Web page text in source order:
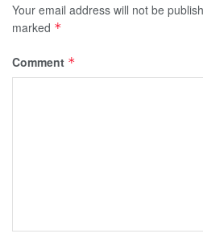
Your email address will not be
marked *
Comment *